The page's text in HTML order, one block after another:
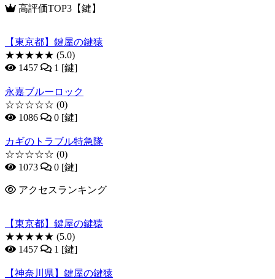
高評価TOP3【鍵】
【東京都】鍵屋の鍵猿
★★★★★ (5.0)
1457
1 [鍵]
永嘉ブルーロック
☆☆☆☆☆ (0)
1086
0 [鍵]
カギのトラブル特急隊
☆☆☆☆☆ (0)
1073
0 [鍵]
アクセスランキング
【東京都】鍵屋の鍵猿
★★★★★ (5.0)
1457
1 [鍵]
【神奈川県】鍵屋の鍵猿